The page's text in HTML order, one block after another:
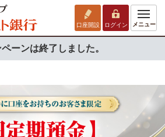
口座開設 ログイン メニュー
ーンは終了しました。